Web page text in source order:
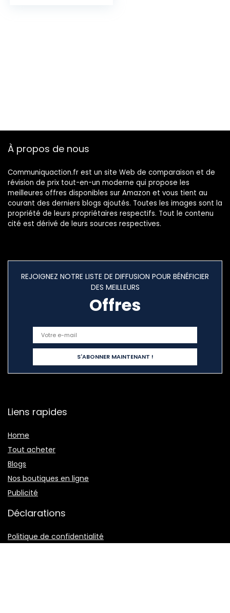
À propos de nous
Communiquaction.fr est un site Web de comparaison et de
révision de prix tout-en-un moderne qui propose les
meilleures offres disponibles sur Amazon et vous tient au
courant des derniers blogs ajoutés. Toutes les images sont la
propriété de leurs propriétaires respectifs. Tout le contenu
cité est dérivé de leurs sources respectives.
REJOIGNEZ NOTRE LISTE DE DIFFUSION POUR BÉNÉFICIER
DES MEILLEURS
Offres
Liens rapides
Home
Tout acheter
Blogs
Nos boutiques en ligne
Publicité
Déclarations
Politique de confidentialité